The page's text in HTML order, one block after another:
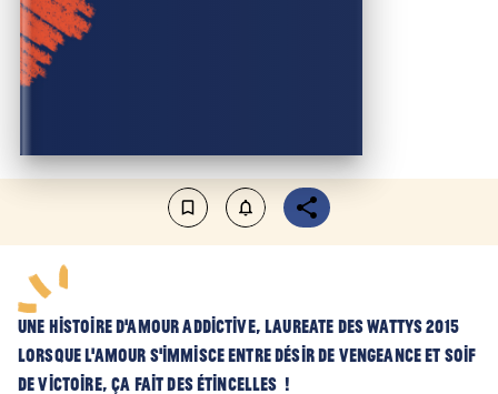
bookmark_border notifications_none_outlined
UNE HISTOIRE D'AMOUR ADDICTIVE, LAUREATE DES WATTYS 2015
Lorsque l’amour s’immisce entre désir de vengeance et soif
de victoire, ça fait des étincelles !